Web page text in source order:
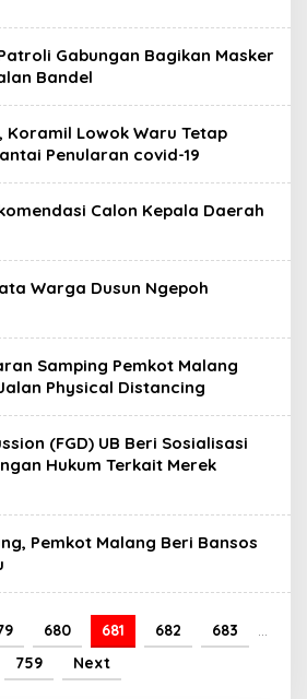
Gabungan Bagikan Masker
Bandel
Koramil Lowok Waru Tetap
Penularan covid-19
Calon Kepala Daerah
Warga Dusun Ngepoh
Samping Pemkot Malang
Physical Distancing
(FGD) UB Beri Sosialisasi
Hukum Terkait Merek
Pemkot Malang Beri Bansos
680 681 682 683
…
759
Next